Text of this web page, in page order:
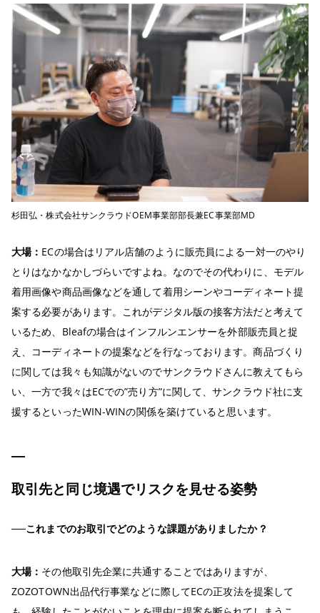
杉田弘・株式会社サンクラウドOEM事業部部長兼EC事業部MD
大場： ECの場合はリアル店舗のように販売員による一対一のやり
とりはなかなかしづらいですよね。なのでその代わりに、モデル
着用画像や商品画像などを通して着用シーンやコーディネート提
案する必要があります。これがデジタル版の接客方法だと考えて
いるため、Bleafの場合はインフルンエンサーを外部販売員と捉
え、コーディネートの提案などを行なっております。商品づくり
に関しては我々も知識がないのでサンクラウドさんに教えてもら
い、一方で我々はECでの”売り方”に関して、サンクラウド社に支
援するといったWIN-WINの関係を築けていると思います。
取引先と同じ境遇でリスクを見せる姿勢
──これまでのお取引でどのような課題がありましたか？
大場： その他取引先企業に共通することではありますが、
ZOZOTOWN出品代行事業などに際してECの正攻法を提案して